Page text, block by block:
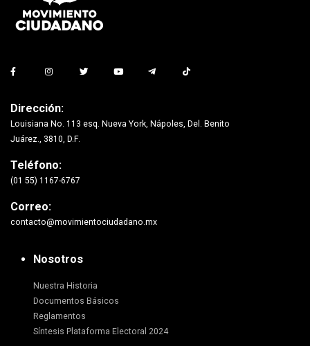
Dirección:
Louisiana No. 113 esq. Nueva York, Nápoles, Del. Benito
Juárez., 3810, D.F.
Teléfono:
(01 55) 1167-6767
Correo:
contacto@movimientociudadano.mx
Nosotros
Nuestra Historia
Documentos Básicos
Reglamentos
Síntesis Plataforma Electoral 2024